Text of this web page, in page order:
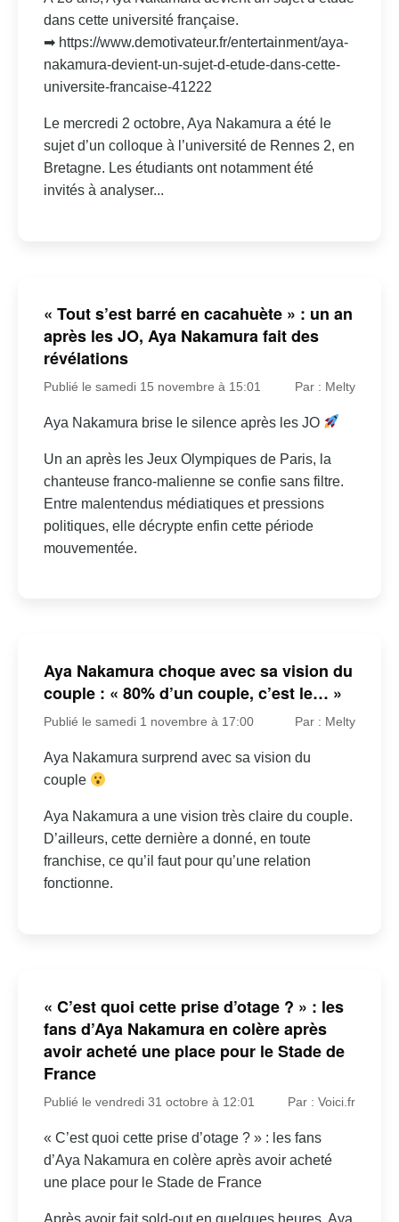
dans cette université française.
➡ https://www.demotivateur.fr/entertainment/aya-
nakamura-devient-un-sujet-d-etude-dans-cette-
universite-francaise-41222
Le mercredi 2 octobre, Aya Nakamura a été le
sujet d’un colloque à l’université de Rennes 2, en
Bretagne. Les étudiants ont notamment été
invités à analyser...
« Tout s’est barré en cacahuète » : un an
après les JO, Aya Nakamura fait des
révélations
Publié le samedi 15 novembre à 15:01 Par : Melty
Aya Nakamura brise le silence après les JO
Un an après les Jeux Olympiques de Paris, la
chanteuse franco-malienne se confie sans filtre.
Entre malentendus médiatiques et pressions
politiques, elle décrypte enfin cette période
mouvementée.
Aya Nakamura choque avec sa vision du
couple : « 80% d’un couple, c’est le… »
Publié le samedi 1 novembre à 17:00 Par : Melty
Aya Nakamura surprend avec sa vision du
couple
Aya Nakamura a une vision très claire du couple.
D’ailleurs, cette dernière a donné, en toute
franchise, ce qu’il faut pour qu’une relation
fonctionne.
« C’est quoi cette prise d’otage ? » : les
fans d’Aya Nakamura en colère après
avoir acheté une place pour le Stade de
France
Publié le vendredi 31 octobre à 12:01 Par : Voici.fr
« C’est quoi cette prise d’otage ? » : les fans
d’Aya Nakamura en colère après avoir acheté
une place pour le Stade de France
Après avoir fait sold-out en quelques heures, Aya